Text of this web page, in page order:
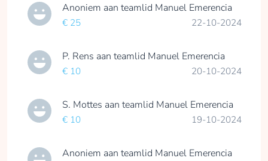
Anoniem aan teamlid Manuel Emerencia
€ 25 22-10-2024
P. Rens aan teamlid Manuel Emerencia
€ 10 20-10-2024
S. Mottes aan teamlid Manuel Emerencia
€ 10 19-10-2024
Anoniem aan teamlid Manuel Emerencia